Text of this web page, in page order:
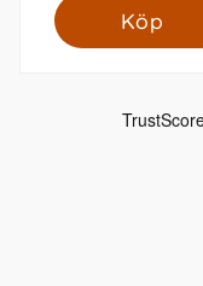
Köp